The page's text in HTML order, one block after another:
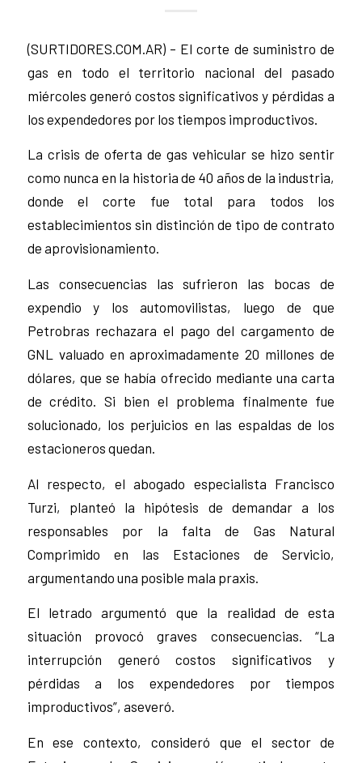
(SURTIDORES.COM.AR) – El corte de suministro de
gas en todo el territorio nacional del pasado
miércoles generó costos significativos y pérdidas a
los expendedores por los tiempos improductivos.
La crisis de oferta de gas vehicular se hizo sentir
como nunca en la historia de 40 años de la industria,
donde el corte fue total para todos los
establecimientos sin distinción de tipo de contrato
de aprovisionamiento.
Las consecuencias las sufrieron las bocas de
expendio y los automovilistas, luego de que
Petrobras rechazara el pago del cargamento de
GNL valuado en aproximadamente 20 millones de
dólares, que se había ofrecido mediante una carta
de crédito. Si bien el problema finalmente fue
solucionado, los perjuicios en las espaldas de los
estacioneros quedan.
Al respecto, el abogado especialista Francisco
Turzi, planteó la hipótesis de demandar a los
responsables por la falta de Gas Natural
Comprimido en las Estaciones de Servicio,
argumentando una posible mala praxis.
El letrado argumentó que la realidad de esta
situación provocó graves consecuencias. “La
interrupción generó costos significativos y
pérdidas a los expendedores por tiempos
improductivos”, aseveró.
En ese contexto, consideró que el sector de